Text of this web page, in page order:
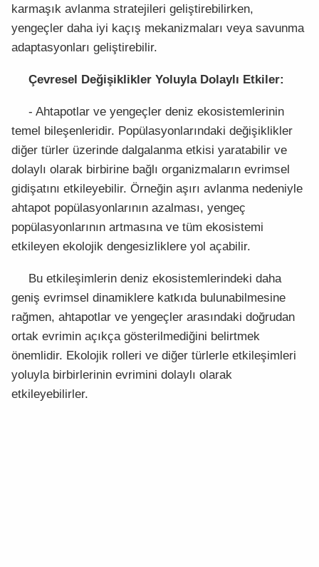
karmaşık avlanma stratejileri geliştirebilirken,
yengeçler daha iyi kaçış mekanizmaları veya savunma
adaptasyonları geliştirebilir.
Çevresel Değişiklikler Yoluyla Dolaylı Etkiler:
- Ahtapotlar ve yengeçler deniz ekosistemlerinin
temel bileşenleridir. Popülasyonlarındaki değişiklikler
diğer türler üzerinde dalgalanma etkisi yaratabilir ve
dolaylı olarak birbirine bağlı organizmaların evrimsel
gidişatını etkileyebilir. Örneğin aşırı avlanma nedeniyle
ahtapot popülasyonlarının azalması, yengeç
popülasyonlarının artmasına ve tüm ekosistemi
etkileyen ekolojik dengesizliklere yol açabilir.
Bu etkileşimlerin deniz ekosistemlerindeki daha
geniş evrimsel dinamiklere katkıda bulunabilmesine
rağmen, ahtapotlar ve yengeçler arasındaki doğrudan
ortak evrimin açıkça gösterilmediğini belirtmek
önemlidir. Ekolojik rolleri ve diğer türlerle etkileşimleri
yoluyla birbirlerinin evrimini dolaylı olarak
etkileyebilirler.